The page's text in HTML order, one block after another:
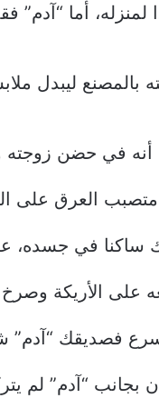
لمنزله، أما
بالمصنع
أنه في حضن زوجته
العرق على
في جسده،
الأريكة وصرخ
فصديقك “آدم”
“آدم” لم